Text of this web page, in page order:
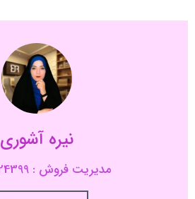
نیره آشوری
مدیریت فروش : 09125824399